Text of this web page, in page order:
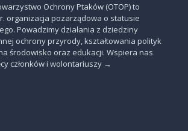
Ochrony Ptaków (OTOP) to
r. organizacja pozarządowa o statusie
Powadzimy działania z dziedziny
ochrony przyrody, kształtowania polityk
środowisko oraz edukacji. Wspiera nas
członków i wolontariuszy →